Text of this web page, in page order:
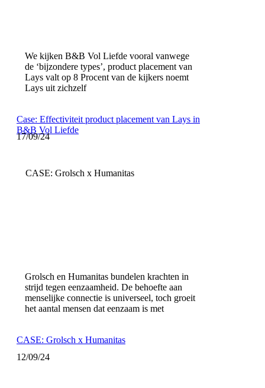
We kijken B&B Vol Liefde vooral vanwege
de ‘bijzondere types’, product placement van
Lays valt op 8 Procent van de kijkers noemt
Lays uit zichzelf
Case: Effectiviteit product placement van Lays in
B&B Vol Liefde
17/09/24
CASE: Grolsch x Humanitas
Grolsch en Humanitas bundelen krachten in
strijd tegen eenzaamheid. De behoefte aan
menselijke connectie is universeel, toch groeit
het aantal mensen dat eenzaam is met
CASE: Grolsch x Humanitas
12/09/24